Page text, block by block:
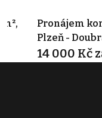
Pronájem
Plzeň -
14 000 Kč